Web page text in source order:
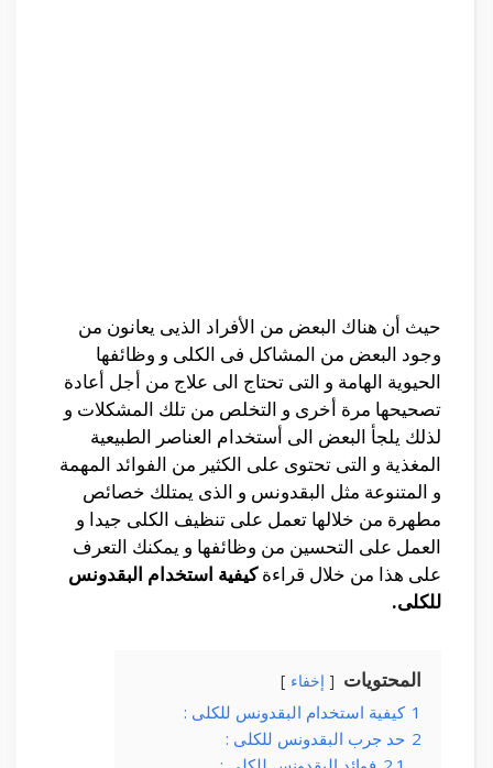
حيث أن هناك البعض من الأفراد الذيى يعانون من
وجود البعض من المشاكل فى الكلى و وظائفها
الحيوية الهامة و التى تحتاج الى علاج من أجل أعادة
تصحيحها مرة أخرى و التخلص من تلك المشكلات و
لذلك يلجأ البعض الى أستخدام العناصر الطبيعية
المغذية و التى تحتوى على الكثير من الفوائد المهمة
و المتنوعة مثل البقدونس و الذى يمتلك خصائص
مطهرة من خلالها تعمل على تنظيف الكلى جيدا و
العمل على التحسين من وظائفها و يمكنك التعرف
على هذا من خلال قراءةكيفية استخدام البقدونس
للكلى.
المحتويات إخفاء
1 كيفية استخدام البقدونس للكلى :
2 حد جرب البقدونس للكلى :